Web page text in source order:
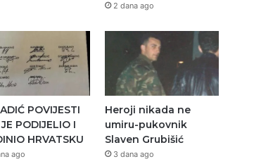
2 dana ago
POVIJESTI
PODIJELIO I
HRVATSKU
ago
Heroji nikada ne
umiru-pukovnik
Slaven Grubišić
3 dana ago